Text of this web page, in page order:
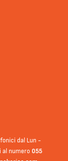
dal Lun -
al numero 055